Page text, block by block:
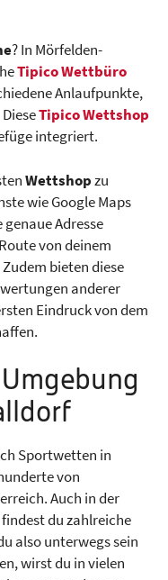
? In Mörfelden-
Tipico Wettbüro
Anlaufpunkte,
Tipico Wettshop
integriert.
Wettshopzu
wie Google Maps
Adresse
von deinem
bieten diese
anderer
Eindruck von dem
Sportwetten in
von
Auch in der
du zahlreiche
also unterwegs sein
wirst du in vielen